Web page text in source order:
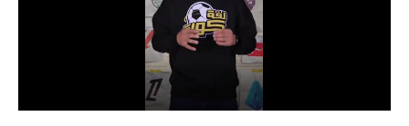
دوري أبطال إفريقيا